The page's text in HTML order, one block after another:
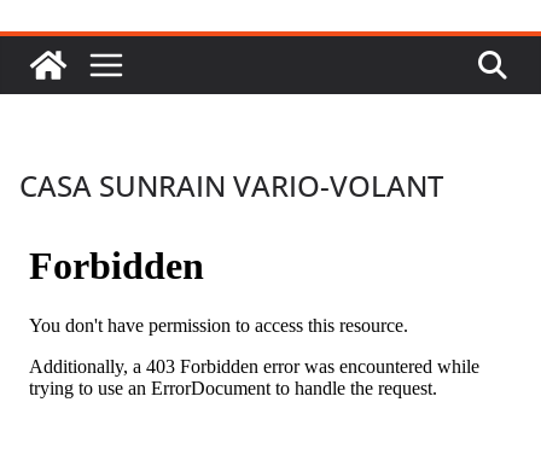
CASA SUNRAIN VARIO-VOLANT